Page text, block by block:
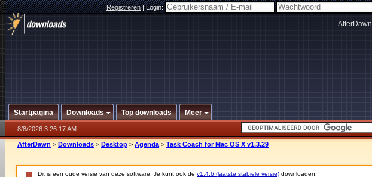
Registreren|Login:
AfterDawn
Startpagina Downloads Top downloads Meer
8/8/2026 3:26:17 AM
AfterDawn > Downloads > Desktop > Agenda > Task Coach for Mac OS X v1.3.29
Dit is een oude versie van deze software. Je kunt ook de v1.4.6 (laatste stabiele versie) downloaden.